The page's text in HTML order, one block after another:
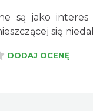
są jako
się
DODAJ OCENĘ